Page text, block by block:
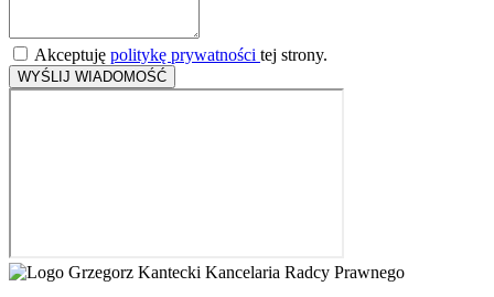
Akceptuję politykę prywatności tej strony.
WYŚLIJ WIADOMOŚĆ